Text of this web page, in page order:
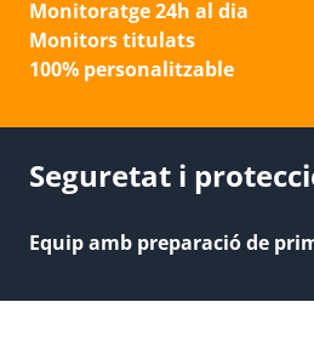
Monitoratge 24h al dia
Monitors titulats
100% personalitzable
Seguretat i
Equip amb preparació de